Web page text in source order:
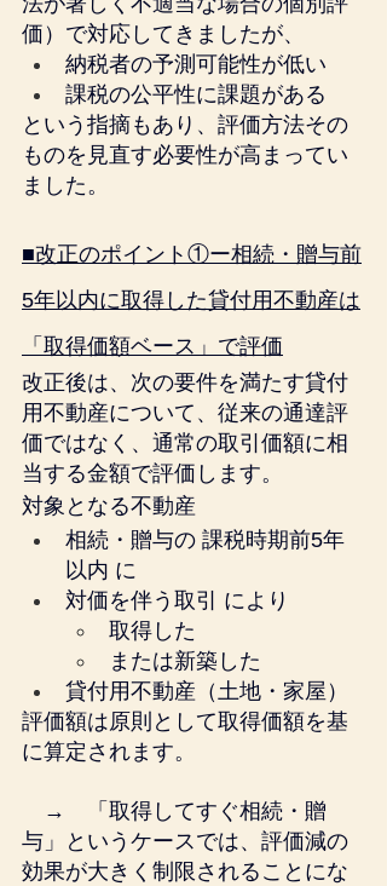
価）で対応してきましたが、
納税者の予測可能性が低い
課税の公平性に課題がある
という指摘もあり、評価方法その
ものを見直す必要性が高まってい
ました。
■改正のポイント①ー相続・贈与前
5年以内に取得した貸付用不動産は
「取得価額ベース」で評価
改正後は、次の要件を満たす貸付
用不動産について、従来の通達評
価ではなく、通常の取引価額に相
当する金額で評価します。
対象となる不動産
相続・贈与の 課税時期前5年
以内 に
対価を伴う取引 により
取得した
または新築した
貸付用不動産（土地・家屋）
評価額は原則として取得価額を基
に算定されます。
→　「取得してすぐ相続・贈
与」というケースでは、評価減の
効果が大きく制限されることにな